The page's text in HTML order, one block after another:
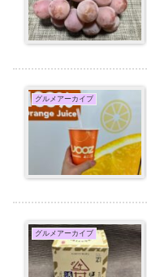
グルメアーカイブ
グルメアーカイブ